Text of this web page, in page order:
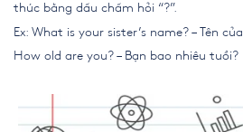
thúc bằng dấu chấm hỏi “?”.
Ex: What is your sister’s name? – Tên
How old are you? – Bạn bao nhiêu tuổi?